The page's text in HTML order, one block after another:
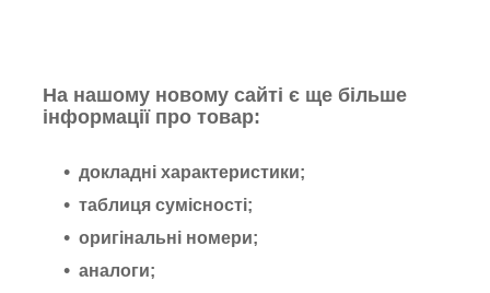
На нашому новому сайті є ще більше
інформації про товар:
докладні характеристики;
таблиця сумісності;
оригінальні номери;
аналоги;